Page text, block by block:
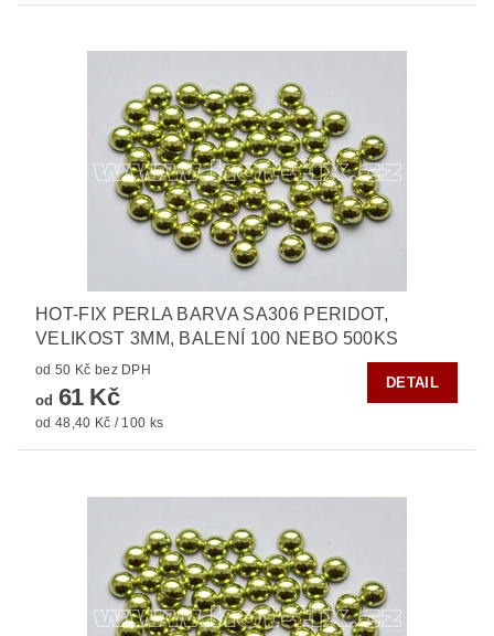
HOT-FIX PERLA BARVA SA306 PERIDOT,
VELIKOST 3MM, BALENÍ 100 NEBO 500KS
od 50 Kč bez DPH
od 61 Kč
od 48,40 Kč / 100 ks
DETAIL